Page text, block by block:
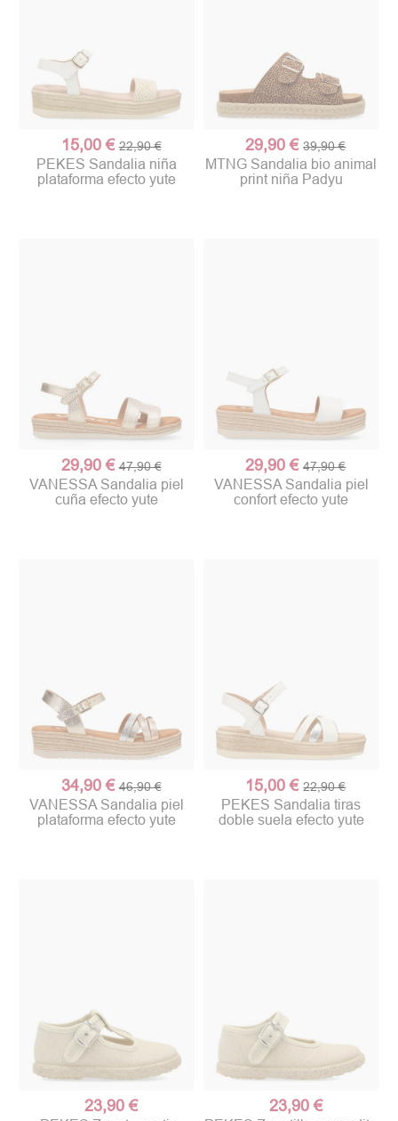
15,00 € 22,90 €
PEKES Sandalia niña
plataforma efecto yute
29,90 € 39,90 €
MTNG Sandalia bio animal
print niña Padyu
29,90 € 47,90 €
VANESSA Sandalia piel
cuña efecto yute
29,90 € 47,90 €
VANESSA Sandalia piel
confort efecto yute
34,90 € 46,90 €
VANESSA Sandalia piel
plataforma efecto yute
15,00 € 22,90 €
PEKES Sandalia tiras
doble suela efecto yute
23,90 € 23,90 €